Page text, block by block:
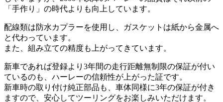
「手作り」の時代よりも向上しています。
配線類は防水カプラーを使用し、ガスケットは紙から金属へ
と代わっています。
また、組み立ての精度も上がってきています。
新車であれば登録より3年間の走行距離無制限の保証が付い
ているのも、ハーレーの信頼性が上がった証です。
新車時の取り付け純正部品も、車体同様に3年の保証が付き
ますので、安心してツーリングをお楽しみいただけます。